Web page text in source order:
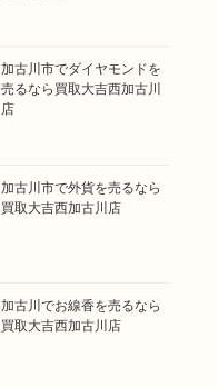
加古川市でダイヤモンドを
売るなら買取大吉西加古川
店
加古川市で外貨を売るなら
買取大吉西加古川店
加古川でお線香を売るなら
買取大吉西加古川店